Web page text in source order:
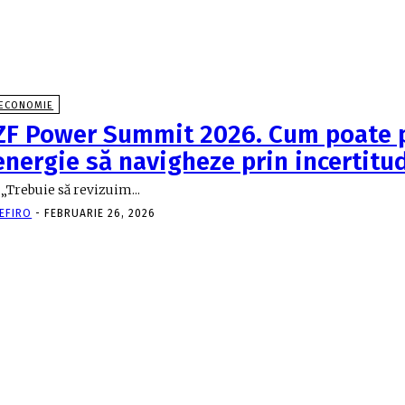
Power Summit 2026. Cum poate
să navigheze prin
„Trebuie să revizuim...
- FEBRUARIE 26, 2026